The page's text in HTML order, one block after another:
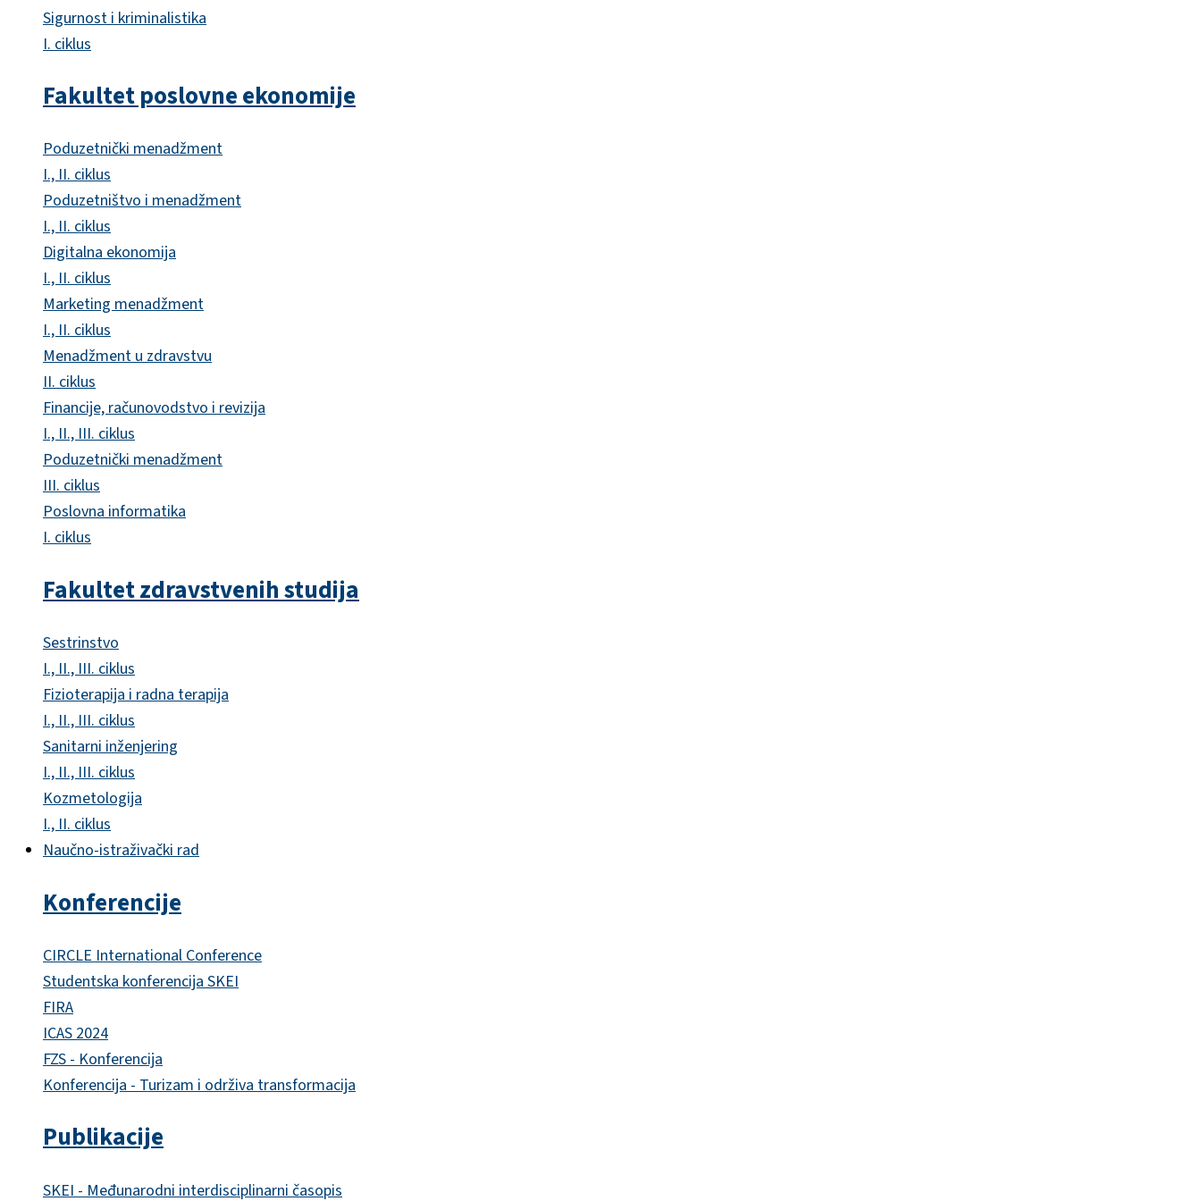
Sigurnost i kriminalistika
I. ciklus
Fakultet poslovne ekonomije
Poduzetnički menadžment
I., II. ciklus
Poduzetništvo i menadžment
I., II. ciklus
Digitalna ekonomija
I., II. ciklus
Marketing menadžment
I., II. ciklus
Menadžment u zdravstvu
II. ciklus
Financije, računovodstvo i revizija
I., II., III. ciklus
Poduzetnički menadžment
III. ciklus
Poslovna informatika
I. ciklus
Fakultet zdravstvenih studija
Sestrinstvo
I., II., III. ciklus
Fizioterapija i radna terapija
I., II., III. ciklus
Sanitarni inženjering
I., II., III. ciklus
Kozmetologija
I., II. ciklus
Naučno-istraživački rad
Konferencije
CIRCLE International Conference
Studentska konferencija SKEI
FIRA
ICAS 2024
FZS - Konferencija
Konferencija - Turizam i održiva transformacija
Publikacije
SKEI - Međunarodni interdisciplinarni časopis